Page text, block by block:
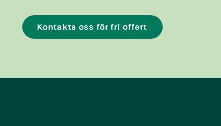
Kontakta oss för fri offert